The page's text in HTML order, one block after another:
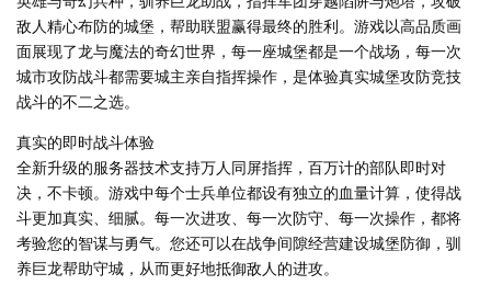
敌人精心布防的城堡，帮助联盟赢得最终的胜利。游戏以高品质画
面展现了龙与魔法的奇幻世界，每一座城堡都是一个战场，每一次
城市攻防战斗都需要城主亲自指挥操作，是体验真实城堡攻防竞技
战斗的不二之选。
真实的即时战斗体验
全新升级的服务器技术支持万人同屏指挥，百万计的部队即时对
决，不卡顿。游戏中每个士兵单位都设有独立的血量计算，使得战
斗更加真实、细腻。每一次进攻、每一次防守、每一次操作，都将
考验您的智谋与勇气。您还可以在战争间隙经营建设城堡防御，驯
养巨龙帮助守城，从而更好地抵御敌人的进攻。